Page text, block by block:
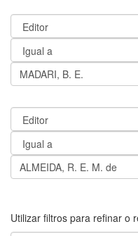
Utilizar filtros para refinar o